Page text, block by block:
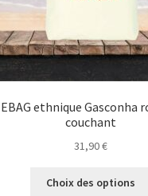
ethnique Gasconha
couchant
31,90€
Choix des options